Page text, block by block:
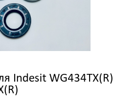
Indesit WG434TX(R)